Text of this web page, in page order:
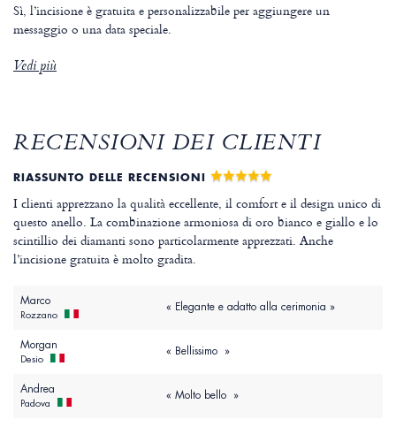
Sì, l’incisione è gratuita e personalizzabile per aggiungere un
messaggio o una data speciale.
Vedi più
RECENSIONI DEI CLIENTI
RIASSUNTO DELLE RECENSIONI
I clienti apprezzano la qualità eccellente, il comfort e il design unico di
questo anello. La combinazione armoniosa di oro bianco e giallo e lo
scintillio dei diamanti sono particolarmente apprezzati. Anche
l’incisione gratuita è molto gradita.
Marco
Rozzano
« Elegante e adatto alla cerimonia »
Morgan
Desio
« Bellissimo »
Andrea
Padova
« Molto bello »